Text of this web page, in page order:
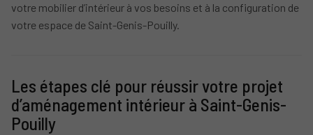
votre mobilier d’intérieur à vos besoins et à la configuration de
votre espace de Saint-Genis-Pouilly.
Les étapes clé pour réussir votre projet
d’aménagement intérieur à Saint-Genis-
Pouilly